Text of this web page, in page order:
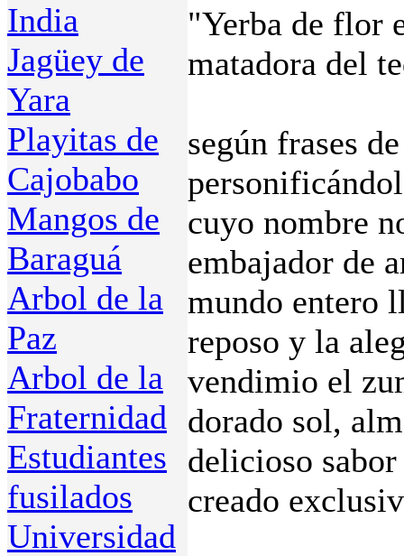
India
Jagüey de
Yara
Playitas de
Cajobabo
Mangos de
Baraguá
Arbol de la
Paz
Arbol de la
Fraternidad
Estudiantes
fusilados
Universidad
"Yerba de flor
matadora del
según frases
cuyo nombre
embajador de
mundo entero
reposo y la
vendimio el
dorado sol,
delicioso
creado